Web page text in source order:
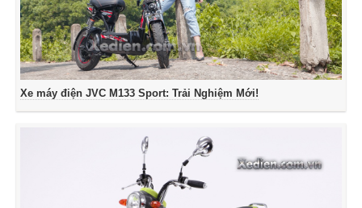
Xe máy điện JVC M133 Sport: Trải Nghiệm Mới!